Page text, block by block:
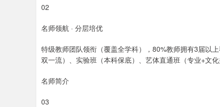
02
名师领航 · 分层培优
特级教师团队领衔（覆盖全学科），80%教师拥有3届以
双一流）、实验班（本科保底）、艺体直通班（专业+文
名师简介
03